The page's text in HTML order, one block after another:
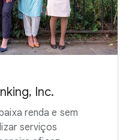
Inc.
renda e sem
serviços